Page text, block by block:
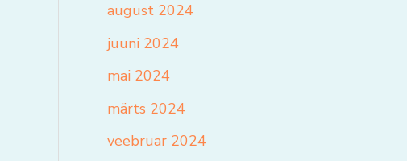
august 2024
juuni 2024
mai 2024
märts 2024
veebruar 2024